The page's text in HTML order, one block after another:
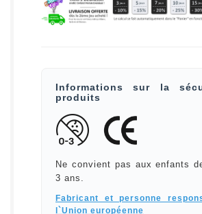
Informations sur la
produits
Ne convient pas aux enfants
3 ans.
Fabricant et personne
l`Union européenne